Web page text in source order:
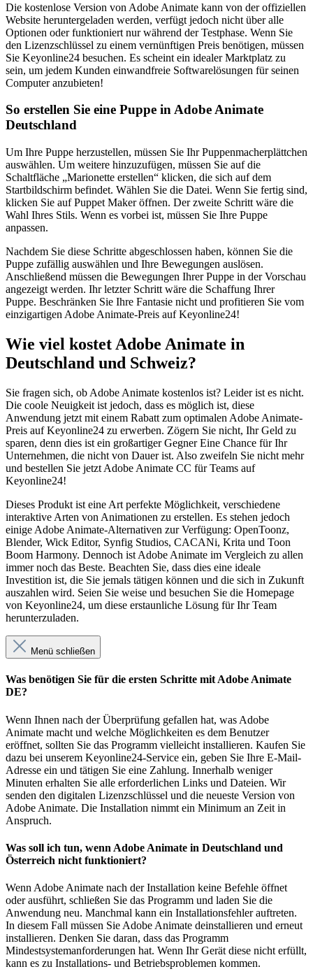
Die kostenlose Version von Adobe Animate kann von der offiziellen
Website heruntergeladen werden, verfügt jedoch nicht über alle
Optionen oder funktioniert nur während der Testphase. Wenn Sie
den Lizenzschlüssel zu einem vernünftigen Preis benötigen, müssen
Sie Keyonline24 besuchen. Es scheint ein idealer Marktplatz zu
sein, um jedem Kunden einwandfreie Softwarelösungen für seinen
Computer anzubieten!
So erstellen Sie eine Puppe in Adobe Animate
Deutschland
Um Ihre Puppe herzustellen, müssen Sie Ihr Puppenmacherplättchen
auswählen. Um weitere hinzuzufügen, müssen Sie auf die
Schaltfläche „Marionette erstellen“ klicken, die sich auf dem
Startbildschirm befindet. Wählen Sie die Datei. Wenn Sie fertig sind,
klicken Sie auf Puppet Maker öffnen. Der zweite Schritt wäre die
Wahl Ihres Stils. Wenn es vorbei ist, müssen Sie Ihre Puppe
anpassen.
Nachdem Sie diese Schritte abgeschlossen haben, können Sie die
Puppe zufällig auswählen und Ihre Bewegungen auslösen.
Anschließend müssen die Bewegungen Ihrer Puppe in der Vorschau
angezeigt werden. Ihr letzter Schritt wäre die Schaffung Ihrer
Puppe. Beschränken Sie Ihre Fantasie nicht und profitieren Sie vom
einzigartigen Adobe Animate-Preis auf Keyonline24!
Wie viel kostet Adobe Animate in
Deutschland und Schweiz?
Sie fragen sich, ob Adobe Animate kostenlos ist? Leider ist es nicht.
Die coole Neuigkeit ist jedoch, dass es möglich ist, diese
Anwendung jetzt mit einem Rabatt zum optimalen Adobe Animate-
Preis auf Keyonline24 zu erwerben. Zögern Sie nicht, Ihr Geld zu
sparen, denn dies ist ein großartiger Gegner Eine Chance für Ihr
Unternehmen, die nicht von Dauer ist. Also zweifeln Sie nicht mehr
und bestellen Sie jetzt Adobe Animate CC für Teams auf
Keyonline24!
Dieses Produkt ist eine Art perfekte Möglichkeit, verschiedene
interaktive Arten von Animationen zu erstellen. Es stehen jedoch
einige Adobe Animate-Alternativen zur Verfügung: OpenToonz,
Blender, Wick Editor, Synfig Studios, CACANi, Krita und Toon
Boom Harmony. Dennoch ist Adobe Animate im Vergleich zu allen
immer noch das Beste. Beachten Sie, dass dies eine ideale
Investition ist, die Sie jemals tätigen können und die sich in Zukunft
auszahlen wird. Seien Sie weise und besuchen Sie die Homepage
von Keyonline24, um diese erstaunliche Lösung für Ihr Team
herunterzuladen.
Menü schließen
Was benötigen Sie für die ersten Schritte mit Adobe Animate
DE?
Wenn Ihnen nach der Überprüfung gefallen hat, was Adobe
Animate macht und welche Möglichkeiten es dem Benutzer
eröffnet, sollten Sie das Programm vielleicht installieren. Kaufen Sie
dazu bei unserem Keyonline24-Service ein, geben Sie Ihre E-Mail-
Adresse ein und tätigen Sie eine Zahlung. Innerhalb weniger
Minuten erhalten Sie alle erforderlichen Links und Dateien. Wir
senden den digitalen Lizenzschlüssel und die neueste Version von
Adobe Animate. Die Installation nimmt ein Minimum an Zeit in
Anspruch.
Was soll ich tun, wenn Adobe Animate in Deutschland und
Österreich nicht funktioniert?
Wenn Adobe Animate nach der Installation keine Befehle öffnet
oder ausführt, schließen Sie das Programm und laden Sie die
Anwendung neu. Manchmal kann ein Installationsfehler auftreten.
In diesem Fall müssen Sie Adobe Animate deinstallieren und erneut
installieren. Denken Sie daran, dass das Programm
Mindestsystemanforderungen hat. Wenn Ihr Gerät diese nicht erfüllt,
kann es zu Installations- und Betriebsproblemen kommen.